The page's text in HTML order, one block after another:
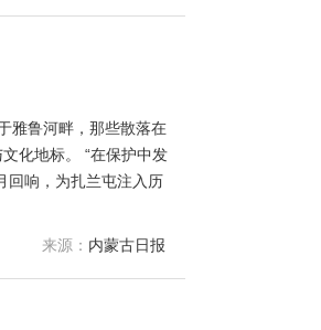
雅鲁河畔，那些散落在
化地标。 “在保护中发
回响，为扎兰屯注入历
来源： 内蒙古日报